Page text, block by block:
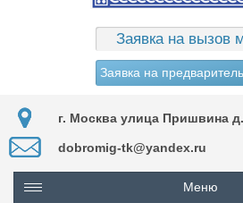
Заявка на вызов
Заявка на
г. Москва улица Пришвина
dobromig-tk@yandex.ru
Меню